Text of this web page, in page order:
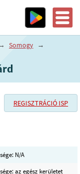
Somogy →
REGISZTRÁCIÓ ISP
N/A
az egész kerületet